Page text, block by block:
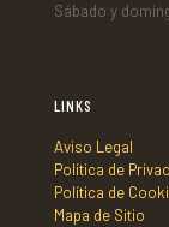
Sábado y
LINKS
Aviso Legal
Política de
Política de
Mapa de Sitio